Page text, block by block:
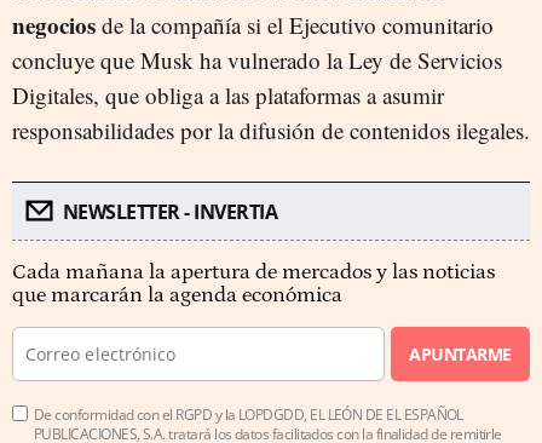
negocios de la compañía si el Ejecutivo comunitario
concluye que Musk ha vulnerado la Ley de Servicios
Digitales, que obliga a las plataformas a asumir
responsabilidades por la difusión de contenidos ilegales.
NEWSLETTER - INVERTIA
Cada mañana la apertura de mercados y las noticias
que marcarán la agenda económica
APUNTARME
De conformidad con el RGPD y la LOPDGDD, EL LEÓN DE EL ESPAÑOL
PUBLICACIONES, S.A. tratará los datos facilitados con la finalidad de remitirle